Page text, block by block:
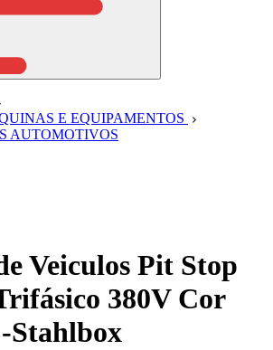
E EQUIPAMENTOS
AUTOMOTIVOS
Veiculos Pit Stop
380V Cor
Stahlbox